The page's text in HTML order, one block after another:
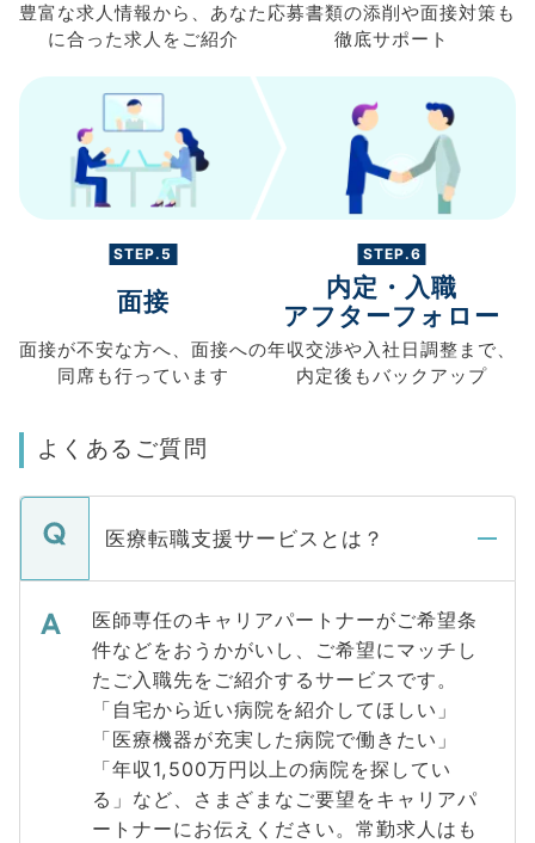
豊富な求人情報から、 あなた
に合った求人を ご紹介
応募書類の添削や面接対策も
徹底サポート
STEP.5
面接
面接が不安な方へ、 面接への
同席も行っています
STEP.6
内定・入職
アフターフォロー
年収交渉や入社日調整まで、
内定後もバックアップ
よくあるご質問
医療転職支援サービスとは？
医師専任のキャリアパートナーがご希望条
件などをおうかがいし、ご希望にマッチし
たご入職先をご紹介するサービスです。
「自宅から近い病院を紹介してほしい」
「医療機器が充実した病院で働きたい」
「年収1,500万円以上の病院を探してい
る」など、さまざまなご要望をキャリアパ
ートナーにお伝えください。常勤求人はも